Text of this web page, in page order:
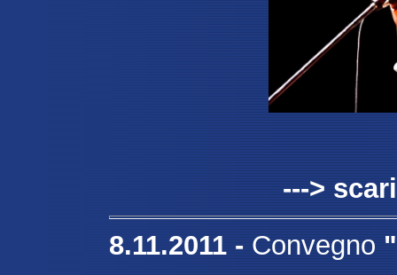
--->
8.11.2011 - Convegno